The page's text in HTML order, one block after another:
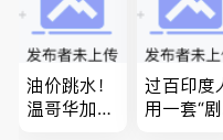
油价跳水！
温哥华加油
过百印度
用一套“剧